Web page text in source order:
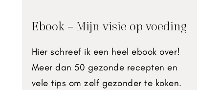
Ebook – Mijn visie op voeding
Hier schreef ik een heel ebook over!
Meer dan 50 gezonde recepten en
vele tips om zelf gezonder te koken.